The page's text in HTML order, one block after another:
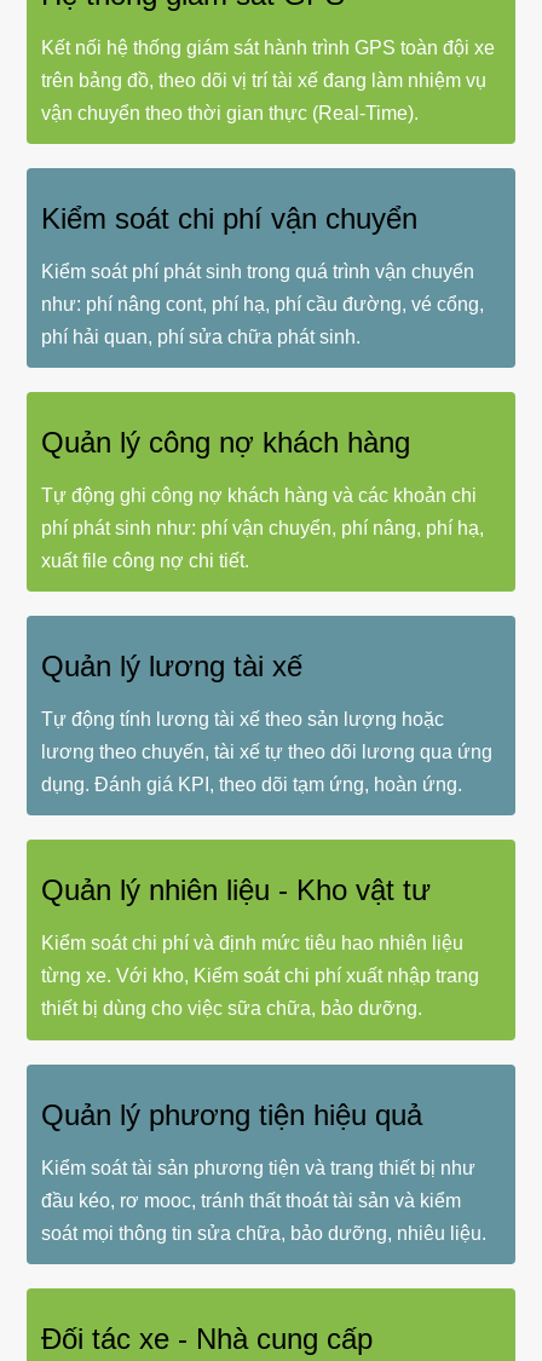
Kết nối hệ thống giám sát hành trình GPS toàn đội xe
trên bảng đồ, theo dõi vị trí tài xế đang làm nhiệm vụ
vận chuyển theo thời gian thực (Real-Time).
Kiểm soát chi phí vận chuyển
Kiểm soát phí phát sinh trong quá trình vận chuyển
như: phí nâng cont, phí hạ, phí cầu đường, vé cổng,
phí hải quan, phí sửa chữa phát sinh.
Quản lý công nợ khách hàng
Tự động ghi công nợ khách hàng và các khoản chi
phí phát sinh như: phí vận chuyển, phí nâng, phí hạ,
xuất file công nợ chi tiết.
Quản lý lương tài xế
Tự động tính lương tài xế theo sản lượng hoặc
lương theo chuyến, tài xế tự theo dõi lương qua ứng
dụng. Đánh giá KPI, theo dõi tạm ứng, hoàn ứng.
Quản lý nhiên liệu - Kho vật tư
Kiểm soát chi phí và định mức tiêu hao nhiên liệu
từng xe. Với kho, Kiểm soát chi phí xuất nhập trang
thiết bị dùng cho việc sữa chữa, bảo dưỡng.
Quản lý phương tiện hiệu quả
Kiểm soát tài sản phương tiện và trang thiết bị như
đầu kéo, rơ mooc, tránh thất thoát tài sản và kiểm
soát mọi thông tin sửa chữa, bảo dưỡng, nhiêu liệu.
Đối tác xe - Nhà cung cấp